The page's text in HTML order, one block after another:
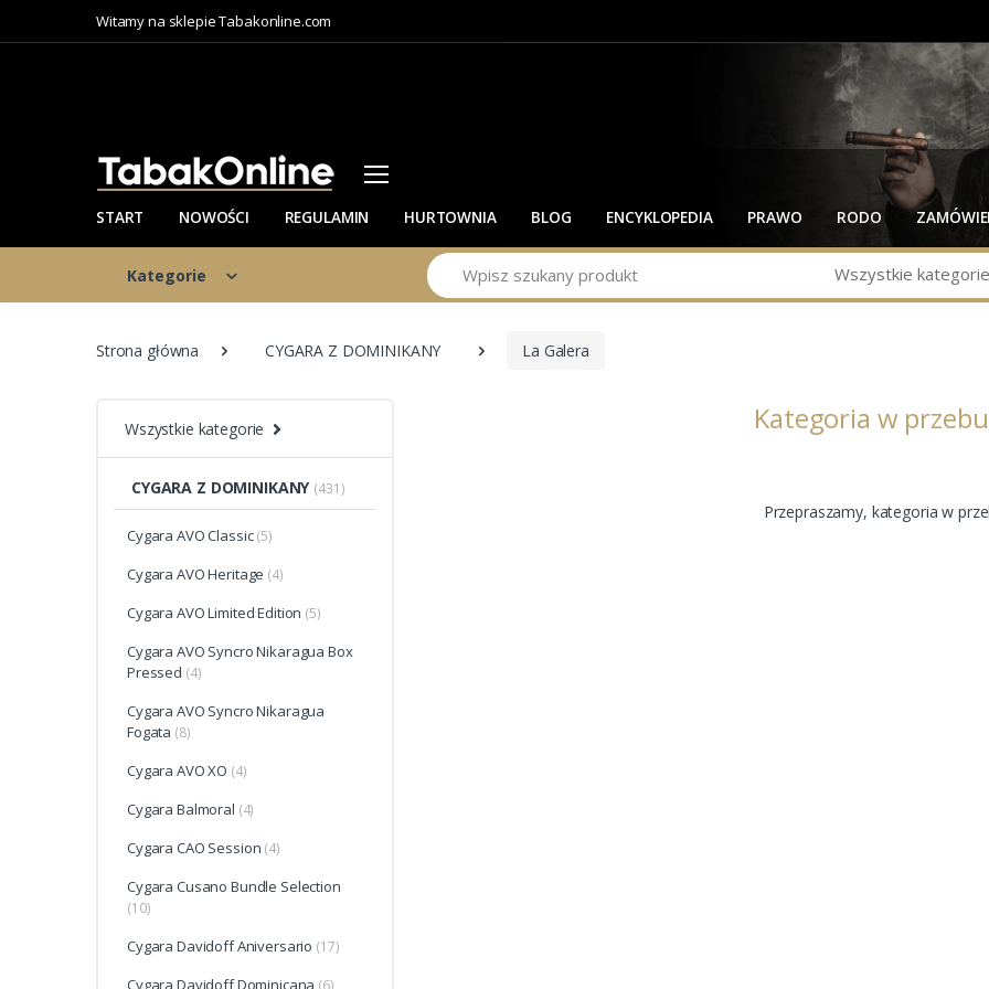
Witamy na sklepie Tabakonline.com
START NOWOŚCI REGULAMIN HURTOWNIA BLOG ENCYKLOPEDIA PRAWO RODO
Kategorie
Szukaj Wszystkie kategorie
Strona główna CYGARA Z DOMINIKANY La Galera
Wszystkie kategorie
CYGARA Z DOMINIKANY (431)
Cygara AVO Classic (5)
Cygara AVO Heritage (4)
Cygara AVO Limited Edition (5)
Cygara AVO Syncro Nikaragua Box
Pressed (4)
Cygara AVO Syncro Nikaragua
Fogata (8)
Cygara AVO XO (4)
Cygara Balmoral (4)
Cygara CAO Session (4)
Cygara Cusano Bundle Selection
(10)
Cygara Davidoff Aniversario (17)
Cygara Davidoff Dominicana
Kategoria w
Przepraszamy, kategoria w